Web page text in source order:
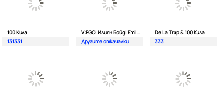
100 Кила
131331
V:RGO| Илиян Бойд| Emil TRF| Dim4oU и Aтанас Колев
Другите откачалки
De La Trap & 100 Кила
333